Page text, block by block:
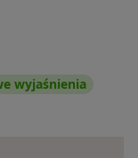
wyjaśnienia